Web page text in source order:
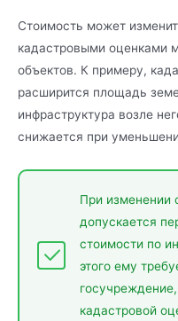
Стоимость может
кадастровыми оценками
объектов. К примеру,
расширится площадь
инфраструктура возле
снижается при
При изменении
допускается
стоимости по
этого ему
кадастровой